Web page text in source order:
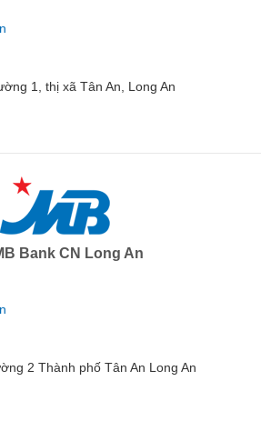
1, thị xã Tân An, Long An
Bank CN Long An
2 Thành phố Tân An Long An